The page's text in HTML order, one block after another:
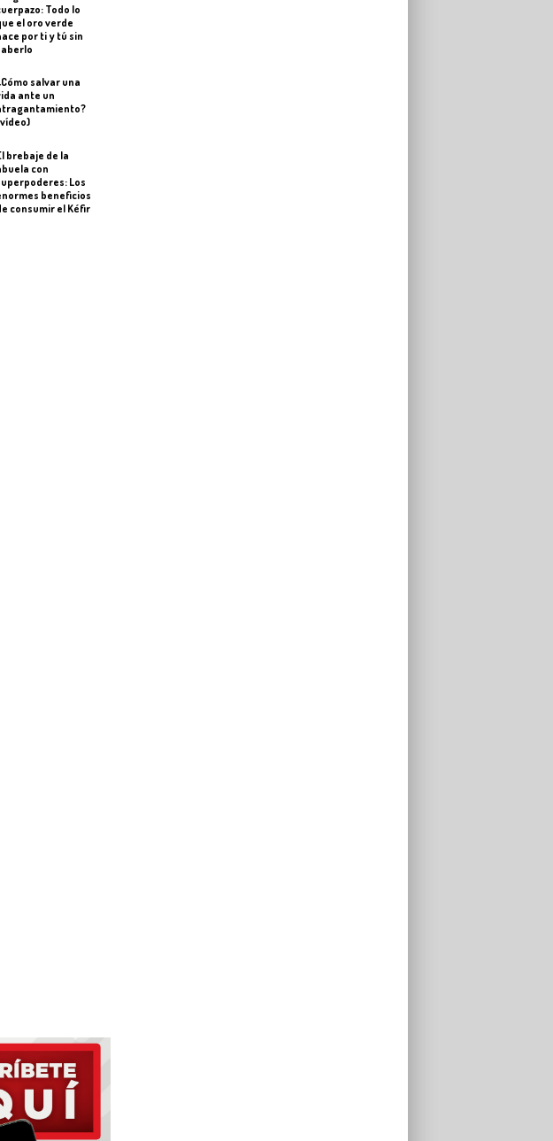
Todo lo
el oro verde
por ti y tú sin
salvar una
ante un
brebaje de la
con
Los
beneficios
consumir el Kéfir